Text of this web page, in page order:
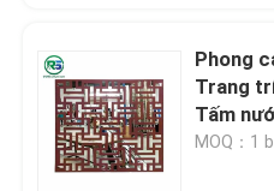
Phong
Trang
Tấm
nước
MOQ：1